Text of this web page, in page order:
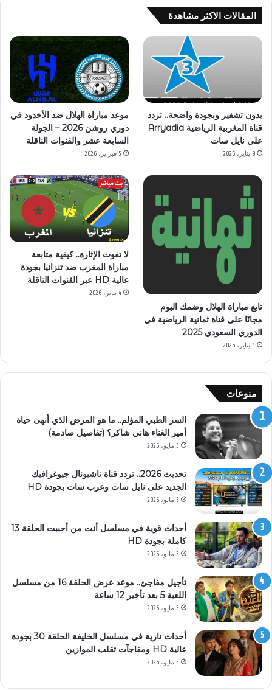
المقالات الاكثر مشاهدة
بدون تشفير وبجودة واضحة.. تردد
قناة المغربية الرياضية Arryadia
علي نايل سات
9 يناير، 2026
موعد مباراة الهلال ضد الأخدود في
دوري روشن 2026 – الجولة
السابعة عشر والقنوات الناقلة
5 فبراير، 2026
تابع مباراة الهلال وضمك اليوم
مجانًا على قناة ثمانية الرياضية في
الدوري السعودي 2025
4 يناير، 2026
لا تفوت الإثارة.. كيفية متابعة
مباراة المغرب ضد تنزانيا بجودة
عالية HD عبر القنوات الناقلة
4 يناير، 2026
منوعات
السر الطبي المؤلم.. ما هو المرض الذي أنهى حياة
أمير الغناء هاني شاكر؟ (تفاصيل صادمة)
3 مايو، 2026
تحديث 2026.. تردد قناة ناشيونال جيوغرافيك
الجديد على نايل سات وعرب سات بجودة HD
3 مايو، 2026
أحداث قوية في مسلسل أنت من أحببت الحلقة 13
كاملة بجودة HD
3 مايو، 2026
تأجيل مفاجئ.. موعد عرض الحلقة 16 من مسلسل
اللعبة 5 بعد تأخير 12 ساعة
3 مايو، 2026
أحداث نارية في مسلسل الخليفة الحلقة 30 بجودة
عالية HD ومفاجآت تقلب الموازين
3 مايو، 2026